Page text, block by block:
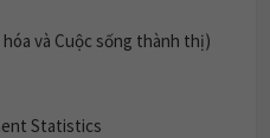
và Cuộc sống thành thị)
Statistics